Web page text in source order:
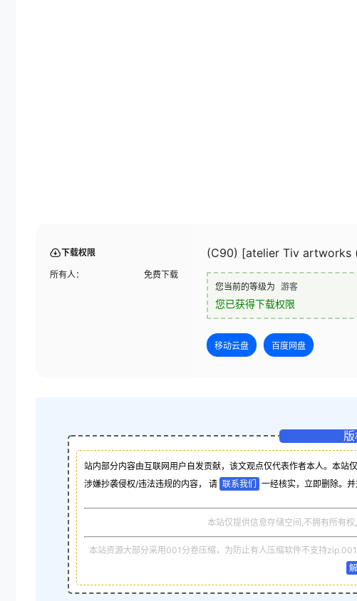
下载权限
所有人： 免费下载
(C90) [atelier Tiv artworks
您当前的等级为 游客
您已获得下载权限
移动云盘 百度网盘
站内部分内容由互联网用户自发贡献，该文观点仅代表作者本人。本
涉嫌抄袭侵权/违法违规的内容， 请 联系我们 一经核实，立即删除。并
本站仅提供信息存储空间,不拥有所有
本站资源大部分采用001分卷压缩，为防止有人压缩软件不支持